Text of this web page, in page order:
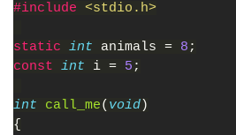
#include <stdio.h>
static int animals = 8 ;
const int i = 5 ;
int call_me( void)
{